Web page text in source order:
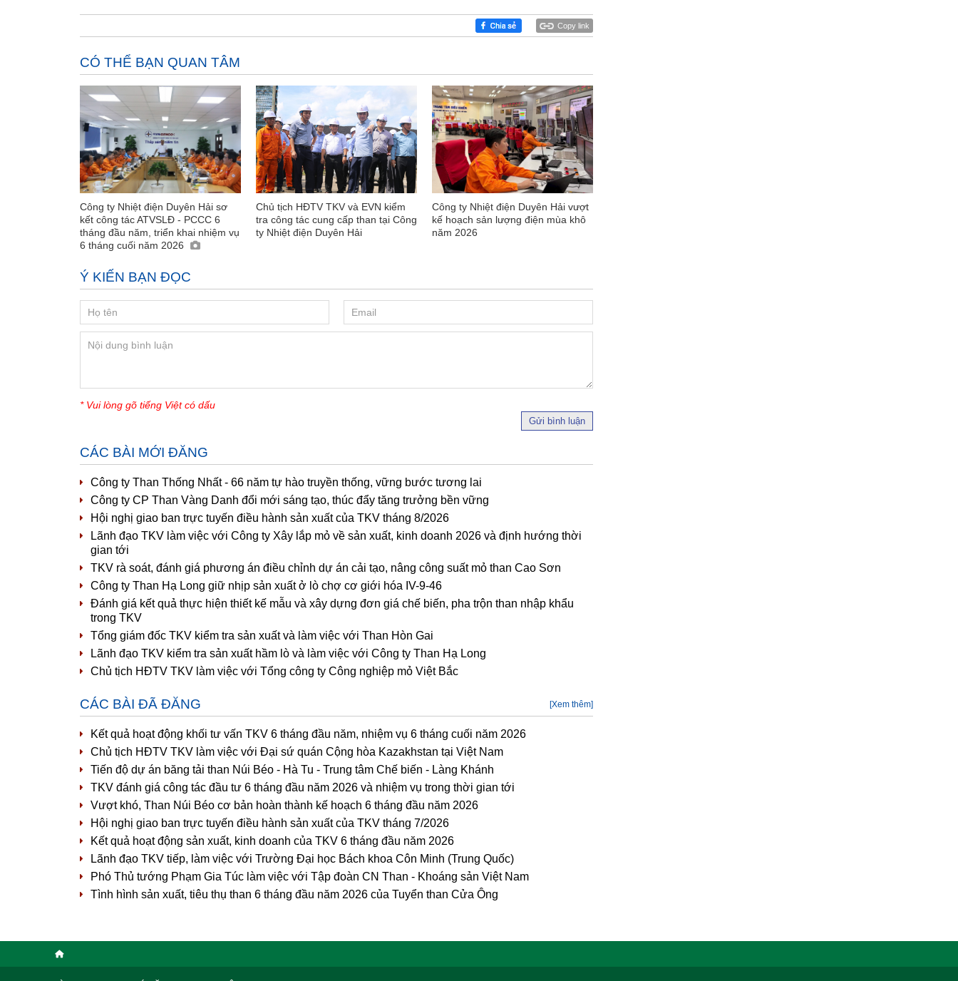
Copy link
CÓ THỂ BẠN QUAN TÂM
Công ty Nhiệt điện Duyên Hải sơ
kết công tác ATVSLĐ - PCCC 6
tháng đầu năm, triển khai nhiệm vụ
6 tháng cuối năm 2026
Chủ tịch HĐTV TKV và EVN kiểm
tra công tác cung cấp than tại Công
ty Nhiệt điện Duyên Hải
Công ty Nhiệt điện Duyên Hải vượt
kế hoạch sản lượng điện mùa khô
năm 2026
Ý KIẾN BẠN ĐỌC
* Vui lòng gõ tiếng Việt có dấu
Gửi bình luận
CÁC BÀI MỚI ĐĂNG
Công ty Than Thống Nhất - 66 năm tự hào truyền thống, vững bước tương lai
Công ty CP Than Vàng Danh đổi mới sáng tạo, thúc đẩy tăng trưởng bền vững
Hội nghị giao ban trực tuyến điều hành sản xuất của TKV tháng 8/2026
Lãnh đạo TKV làm việc với Công ty Xây lắp mỏ về sản xuất, kinh doanh 2026 và định hướng thời
gian tới
TKV rà soát, đánh giá phương án điều chỉnh dự án cải tạo, nâng công suất mỏ than Cao Sơn
Công ty Than Hạ Long giữ nhịp sản xuất ở lò chợ cơ giới hóa IV-9-46
Đánh giá kết quả thực hiện thiết kế mẫu và xây dựng đơn giá chế biến, pha trộn than nhập khẩu
trong TKV
Tổng giám đốc TKV kiểm tra sản xuất và làm việc với Than Hòn Gai
Lãnh đạo TKV kiểm tra sản xuất hầm lò và làm việc với Công ty Than Hạ Long
Chủ tịch HĐTV TKV làm việc với Tổng công ty Công nghiệp mỏ Việt Bắc
CÁC BÀI ĐÃ ĐĂNG [Xem thêm]
Kết quả hoạt động khối tư vấn TKV 6 tháng đầu năm, nhiệm vụ 6 tháng cuối năm 2026
Chủ tịch HĐTV TKV làm việc với Đại sứ quán Cộng hòa Kazakhstan tại Việt Nam
Tiến độ dự án băng tải than Núi Béo - Hà Tu - Trung tâm Chế biến - Làng Khánh
TKV đánh giá công tác đầu tư 6 tháng đầu năm 2026 và nhiệm vụ trong thời gian tới
Vượt khó, Than Núi Béo cơ bản hoàn thành kế hoạch 6 tháng đầu năm 2026
Hội nghị giao ban trực tuyến điều hành sản xuất của TKV tháng 7/2026
Kết quả hoạt động sản xuất, kinh doanh của TKV 6 tháng đầu năm 2026
Lãnh đạo TKV tiếp, làm việc với Trường Đại học Bách khoa Côn Minh (Trung Quốc)
Phó Thủ tướng Phạm Gia Túc làm việc với Tập đoàn CN Than - Khoáng sản Việt Nam
Tình hình sản xuất, tiêu thụ than 6 tháng đầu năm 2026 của Tuyển than Cửa Ông